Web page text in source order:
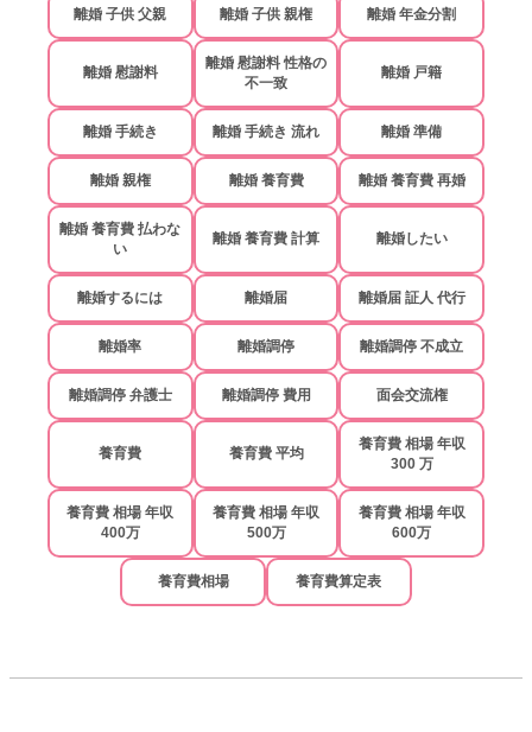
離婚 子供 父親 離婚 子供 親権 離婚 年金分割
離婚 慰謝料
離婚 慰謝料 性格の
不一致
離婚 戸籍
離婚 手続き 離婚 手続き 流れ 離婚 準備
離婚 親権 離婚 養育費 離婚 養育費 再婚
離婚 養育費 払わな
い
離婚 養育費 計算 離婚したい
離婚するには 離婚届 離婚届 証人 代行
離婚率 離婚調停 離婚調停 不成立
離婚調停 弁護士 離婚調停 費用 面会交流権
養育費 養育費 平均
養育費 相場 年収
300 万
養育費 相場 年収
400万
養育費 相場 年収
500万
養育費 相場 年収
600万
養育費相場 養育費算定表